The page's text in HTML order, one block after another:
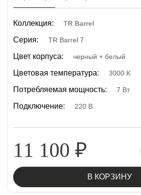
Коллекция: TR Barrel
Серия: TR Barrel 7
Цвет корпуса: черный + белый
Цветовая температура: 3000 K
Потребляемая мощность: 7 Вт
Подключение: 220 В
11 100 ₽
В КОРЗИНУ